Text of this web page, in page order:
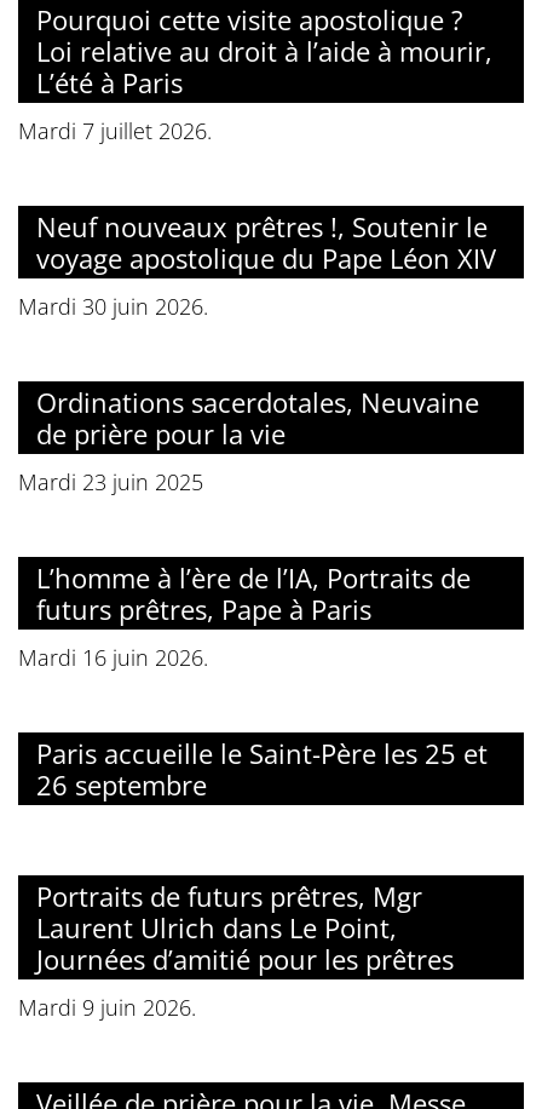
Pourquoi cette visite apostolique ?
Loi relative au droit à l’aide à mourir,
L’été à Paris
Mardi 7 juillet 2026.
Neuf nouveaux prêtres !, Soutenir le
voyage apostolique du Pape Léon XIV
Mardi 30 juin 2026.
Ordinations sacerdotales, Neuvaine
de prière pour la vie
Mardi 23 juin 2025
L’homme à l’ère de l’IA, Portraits de
futurs prêtres, Pape à Paris
Mardi 16 juin 2026.
Paris accueille le Saint-Père les 25 et
26 septembre
Portraits de futurs prêtres, Mgr
Laurent Ulrich dans Le Point,
Journées d’amitié pour les prêtres
Mardi 9 juin 2026.